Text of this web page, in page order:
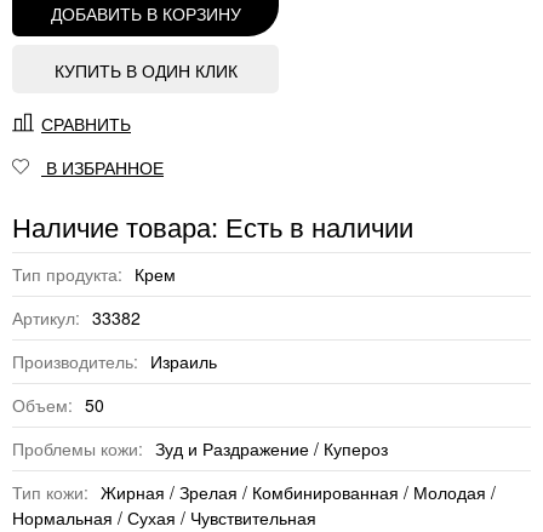
ДОБАВИТЬ В КОРЗИНУ
КУПИТЬ В ОДИН КЛИК
СРАВНИТЬ
В ИЗБРАННОЕ
Наличие товара: Есть в наличии
Тип продукта: Крем
Артикул: 33382
Производитель: Израиль
Объем: 50
Проблемы кожи: Зуд и Раздражение / Купероз
Тип кожи: Жирная / Зрелая / Комбинированная / Молодая /
Нормальная / Сухая / Чувствительная